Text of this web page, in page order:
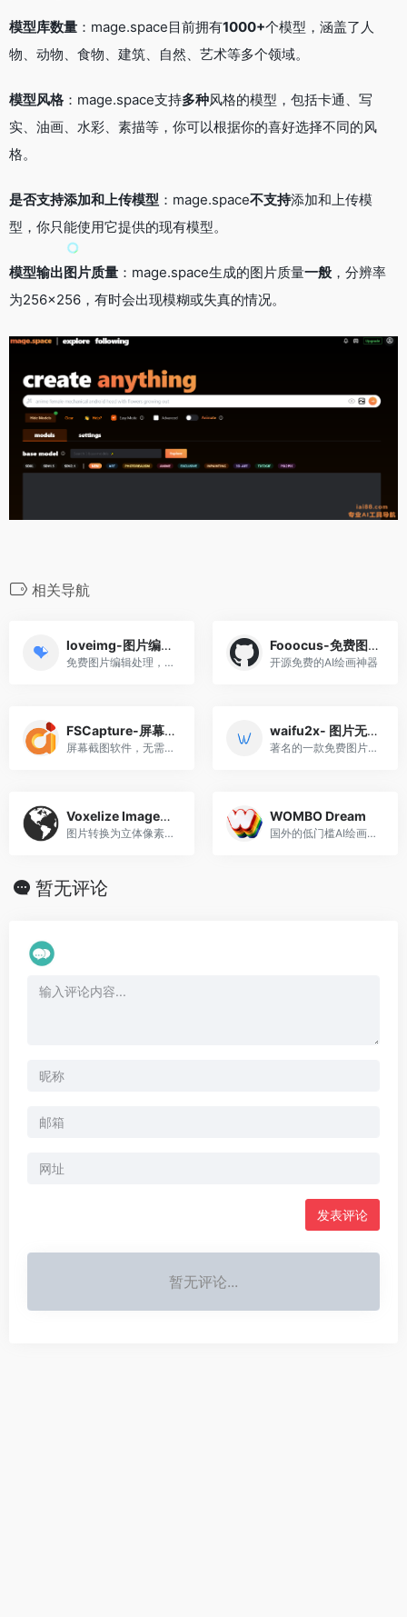
模型库数量 ：mage.space目前拥有1000+个模型，涵盖了人
物、动物、食物、建筑、自然、艺术等多个领域。
模型风格：mage.space支持多种风格的模型，包括卡通、写
实、油画、水彩、素描等，你可以根据你的喜好选择不同的风
格。
是否支持添加和上传模型 ：mage.space不支持添加和上传模
型，你只能使用它提供的现有模型。
模型输出图片质量 ：mage.space生成的图片质量一般 ，分辨率
为256×256，有时会出现模糊或失真的情况。
相关导航
loveimg-图片编辑处理
免费图片编辑处理，可将png转JPG
Fooocus-免费图像生成
开源免费的AI绘画神器
FSCapture-屏幕截图
屏幕截图软件，无需安装，不占内存
waifu2x- 图片无损放大
著名的一款免费图片放大工具，把模糊图片放大变清晰。文件大小不得超过5MB；可降噪图像的最大尺寸：3000x3000px；可放大图像的最大尺寸：1500x1500px。
Voxelize Image-立体像素化
图片转换为立体像素风格的在线工具
WOMBO Dream
国外的低门槛AI绘画应用
暂无评论
暂无评论...